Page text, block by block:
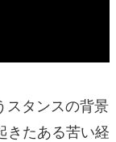
スタンスの背景
きたある苦い経